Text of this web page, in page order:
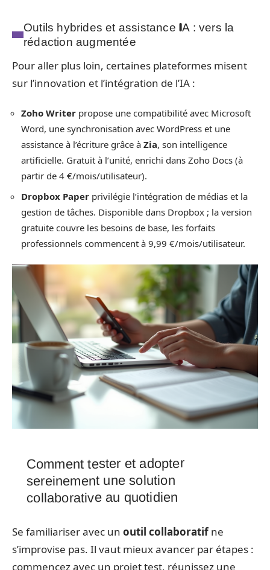
Outils hybrides et assistance IA : vers la
rédaction augmentée
Pour aller plus loin, certaines plateformes misent
sur l’innovation et l’intégration de l’IA :
Zoho Writer propose une compatibilité avec Microsoft
Word, une synchronisation avec WordPress et une
assistance à l’écriture grâce à Zia, son intelligence
artificielle. Gratuit à l’unité, enrichi dans Zoho Docs (à
partir de 4 €/mois/utilisateur).
Dropbox Paper privilégie l’intégration de médias et la
gestion de tâches. Disponible dans Dropbox ; la version
gratuite couvre les besoins de base, les forfaits
professionnels commencent à 9,99 €/mois/utilisateur.
Comment tester et adopter
sereinement une solution
collaborative au quotidien
Se familiariser avec un outil collaboratifne
s’improvise pas. Il vaut mieux avancer par étapes :
commencez avec un projet test, réunissez une